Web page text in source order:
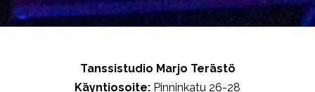
Tanssistudio Marjo Terästö
Käyntiosoite: Pinninkatu 26-28